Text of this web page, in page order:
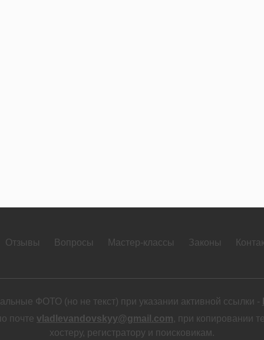
Отзывы Вопросы Мастер-классы Законы
ФОТО (но не текст) при указании активной ссылки -
почте vladlevandovskyy@gmail.com, при копировании
хостеру, регистратору и поисковикам.